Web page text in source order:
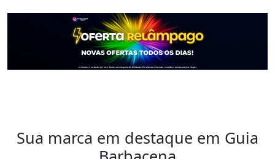
Sua marca em destaque em Guia